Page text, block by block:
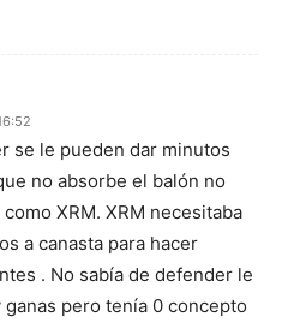
se le pueden dar minutos
no absorbe el balón no
XRM. XRM necesitaba
a canasta para hacer
. No sabía de defender le
pero tenía 0 concepto